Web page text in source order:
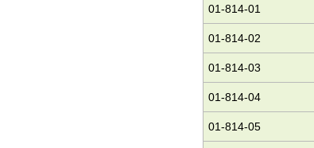
01-814-01
01-814-02
01-814-03
01-814-04
01-814-05